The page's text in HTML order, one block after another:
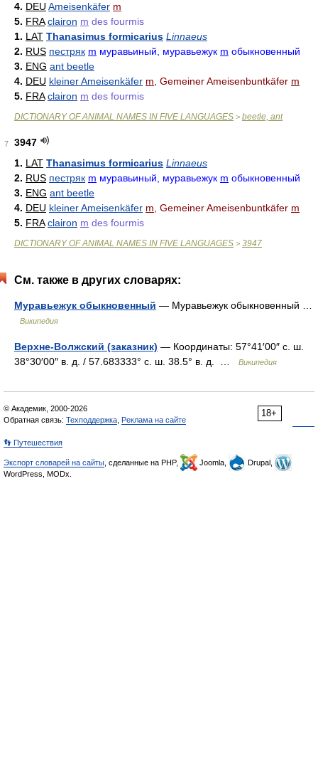
4. DEU Ameisenkäfer m
5. FRA clairon m des fourmis
1. LAT Thanasimus formicarius Linnaeus
2. RUS пестряк m муравьиный, муравьежук m обыкновенный
3. ENG ant beetle
4. DEU kleiner Ameisenkäfer m , Gemeiner Ameisenbuntkäfer m
5. FRA clairon m des fourmis
DICTIONARY OF ANIMAL NAMES IN FIVE LANGUAGES > beetle, ant
7
3947
1. LAT Thanasimus formicarius Linnaeus
2. RUS пестряк m муравьиный, муравьежук m обыкновенный
3. ENG ant beetle
4. DEU kleiner Ameisenkäfer m , Gemeiner Ameisenbuntkäfer m
5. FRA clairon m des fourmis
DICTIONARY OF ANIMAL NAMES IN FIVE LANGUAGES > 3947
См. также в других словарях:
Муравьежук обыкновенный — Муравьежук обыкновенный …
Википедия
Верхне-Волжский (заказник) — Координаты: 57°41′00″ с. ш.
38°30′00″ в. д. / 57.683333° с. ш. 38.5° в. д. …
Википедия
18+
© Академик, 2000-2026
Обратная связь: Техподдержка Реклама на сайте
👣 Путешествия
Экспорт словарей на сайты , сделанные на PHP, Joomla,
Drupal,
WordPress, MODx.